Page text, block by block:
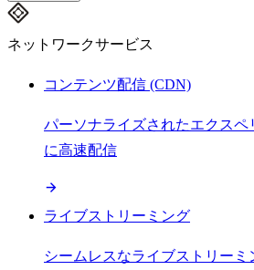
ネットワークサービス
コンテンツ配信 (CDN)
パーソナライズされたエクス
に高速配信
ライブストリーミング
シームレスなライブストリーミ